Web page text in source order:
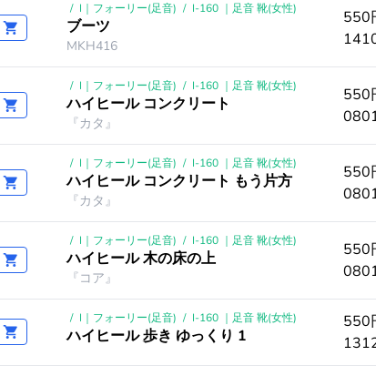
/ I｜フォーリー(足音) / I-160 ｜足音 靴(女性)
ブーツ
MKH416
550
/ I｜フォーリー(足音) / I-160 ｜足音 靴(女性)
ハイヒール コンクリート
『カタ』
550
/ I｜フォーリー(足音) / I-160 ｜足音 靴(女性)
ハイヒール コンクリート もう片方
『カタ』
550
/ I｜フォーリー(足音) / I-160 ｜足音 靴(女性)
ハイヒール 木の床の上
『コア』
550
/ I｜フォーリー(足音) / I-160 ｜足音 靴(女性)
ハイヒール 歩き ゆっくり 1
550